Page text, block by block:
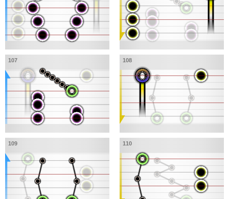
107 108
109 110